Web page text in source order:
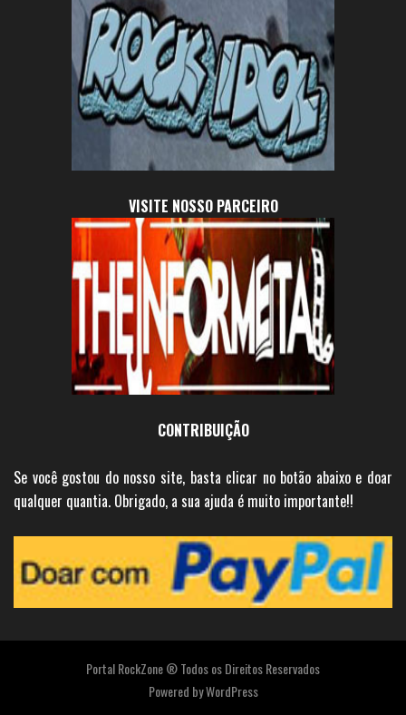
VISITE NOSSO PARCEIRO
CONTRIBUIÇÃO
Se você gostou do nosso site, basta clicar no botão abaixo e doar
qualquer quantia. Obrigado, a sua ajuda é muito importante!!
Portal RockZone ® Todos os Direitos Reservados
Powered byWordPress